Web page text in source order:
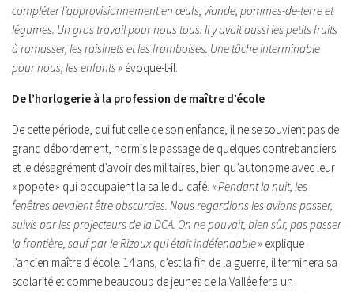
compléter l’approvisionnement en œufs, viande, pommes-de-terre et
légumes. Un gros travail pour nous tous. Il y avait aussi les petits fruits
à ramasser, les raisinets et les framboises. Une tâche interminable
pour nous, les enfants » évoque-t-il.
De l’horlogerie à la profession de maître d’école
De cette période, qui fut celle de son enfance, il ne se souvient pas de
grand débordement, hormis le passage de quelques contrebandiers
et le désagrément d’avoir des militaires, bien qu’autonome avec leur
« popote » qui occupaient la salle du café. « Pendant la nuit, les
fenêtres devaient être obscurcies. Nous regardions les avions passer,
suivis par les projecteurs de la DCA. On ne pouvait, bien sûr, pas passer
la frontière, sauf par le Rizoux qui était indéfendable » explique
l’ancien maître d’école. 14 ans, c’est la fin de la guerre, il terminera sa
scolarité et comme beaucoup de jeunes de la Vallée fera un